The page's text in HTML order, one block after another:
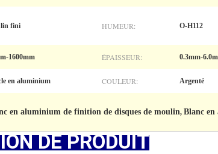
fini HUMEUR: O-H112
1600mm ÉPAISSEUR: 0.3mm-
en aluminium COULEUR: Argenté
en aluminium de finition de disques de moulin, Blanc en
DE PRODUIT